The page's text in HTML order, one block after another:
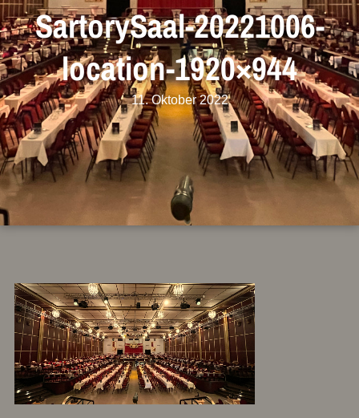
SartorySaal-20221006-
location-1920×944
11. Oktober 2022